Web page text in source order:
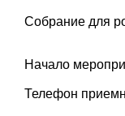
Собрание для
Начало
Телефон